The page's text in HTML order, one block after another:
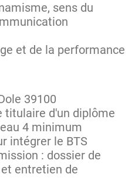
sens du
et de la performance
39100
titulaire d'un diplôme
4 minimum
intégrer le BTS
: dossier de
entretien de